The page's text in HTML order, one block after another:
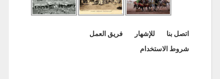
اتصل بنا للإشهار
فريق العمل
شروط الاستخدام